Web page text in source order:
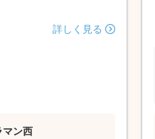
詳しく見る
マン西